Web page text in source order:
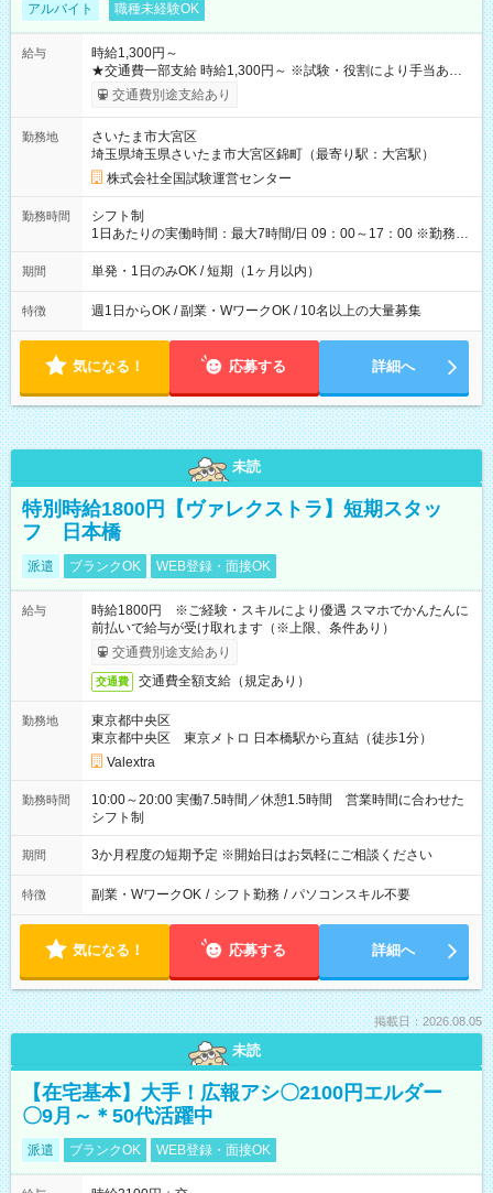
アルバイト 職種未経験OK
給与
時給1,300円～
★交通費一部支給 時給1,300円～ ※試験・役割により手当あり
※勤務回数により昇給あり 【即給（前払い）オプションあ
り！】 希望される場合、勤務から1週間ほどで給与の一部を受け
例】 ・河合塾模擬試験 8:30～17:30（休憩1時間） 時給1,300円
×8時間＝日収10,400円＋交通費 ※当日の役割により時給＋100
円の場合あり ・国家試験 7:00～13:30（休憩なし） 時給1,300
円（役割手当＋100円）×6時間＝日収8,400円＋交通費 【試用期
間】試用期間なし
交通費別途支給あり
勤務地
さいたま市大宮区
埼玉県埼玉県さいたま市大宮区錦町（最寄り駅：大宮駅）
株式会社全国試験運営センター
勤務時間
シフト制
1日あたりの実働時間：最大7時間/日 09：00～17：00 ※勤務時
間は 試験により異なります。
期間 単発・1日のみOK / 短期（1ヶ月以内）
特徴 週1日からOK / 副業・WワークOK / 10名以上の大量募集
気になる！ 応募する 詳細へ
未読
特別時給1800円【ヴァレクストラ】短期スタッ
フ 日本橋
派遣 ブランクOK WEB登録・面接OK
給与
時給1800円 ※ご経験・スキルにより優遇 スマホでかんたんに
前払いで給与が受け取れます（※上限、条件あり）
交通費別途支給あり
交通費 交通費全額支給（規定あり）
勤務地
東京都中央区
東京都中央区 東京メトロ 日本橋駅から直結（徒歩1分）
Valextra
勤務時間
10:00～20:00 実働7.5時間／休憩1.5時間 営業時間に合わせた
シフト制
期間 3か月程度の短期予定 ※開始日はお気軽にご相談ください
特徴 副業・WワークOK / シフト勤務 / パソコンスキル不要
気になる！ 応募する 詳細へ
掲載日：2026.08.05
未読
【在宅基本】大手！広報アシ〇2100円エルダー
〇9月～＊50代活躍中
派遣 ブランクOK WEB登録・面接OK